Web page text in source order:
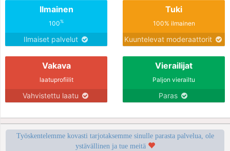
Ilmainen
100%
Ilmaiset palvelut
Tuki
100% ilmainen
Kuuntelevat moderaattorit
Vakava
laatuprofiilit
Vahvistettu laatu
Vierailijat
Paljon vierailtu
Paras
Työskentelemme kovasti tarjotaksemme sinulle parasta palvelua, ole
ystävällinen ja tue meitä